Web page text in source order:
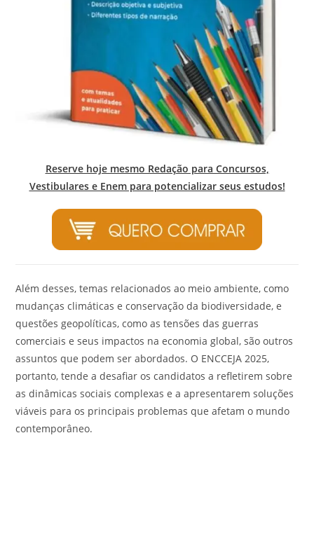
Reserve hoje mesmo Redação para Concursos,
Vestibulares e Enem para potencializar seus estudos!
Além desses, temas relacionados ao meio ambiente, como
mudanças climáticas e conservação da biodiversidade, e
questões geopolíticas, como as tensões das guerras
comerciais e seus impactos na economia global, são outros
assuntos que podem ser abordados. O ENCCEJA 2025,
portanto, tende a desafiar os candidatos a refletirem sobre
as dinâmicas sociais complexas e a apresentarem soluções
viáveis para os principais problemas que afetam o mundo
contemporâneo.